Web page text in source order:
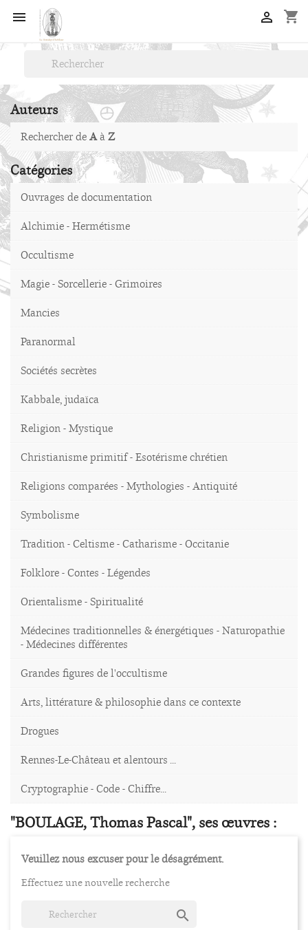
 shopping_cart

Auteurs
Rechercher deAàZ
Catégories
Ouvrages de documentation
Alchimie - Hermétisme
Occultisme
Magie - Sorcellerie - Grimoires
Mancies
Paranormal
Sociétés secrètes
Kabbale, judaïca
Religion - Mystique
Christianisme primitif - Esotérisme chrétien
Religions comparées - Mythologies - Antiquité
Symbolisme
Tradition - Celtisme - Catharisme - Occitanie
Folklore - Contes - Légendes
Orientalisme - Spiritualité
Médecines traditionnelles & énergétiques - Naturopathie
- Médecines différentes
Grandes figures de l'occultisme
Arts, littérature & philosophie dans ce contexte
Drogues
Rennes-Le-Château et alentours ...
Cryptographie - Code - Chiffre...
"BOULAGE, Thomas Pascal", ses œuvres :
Veuillez nous excuser pour le désagrément.
Effectuez une nouvelle recherche
